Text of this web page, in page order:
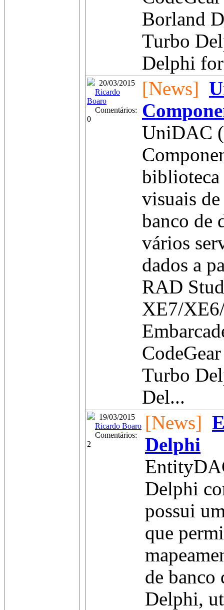
Borland
Turbo
Delphi
20/03/2015
Ricardo
Boaro
Comentários:
0
[News]
UniDAC
biblioteca
visuais de
banco de
vários
dados a
RAD
XE7/
Turbo
Del...
19/03/2015
Ricardo Boaro
Comentários:
2
[News]
Delphi
Delphi
possui
que
de banco
Delphi,